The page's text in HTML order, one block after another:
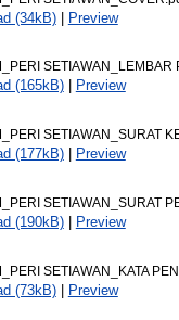
(34kB)| Preview
SETIAWAN_LEMBAR
(165kB)|
Preview
SETIAWAN_SURAT
(177kB)|
Preview
SETIAWAN_SURAT
(190kB)|
Preview
SETIAWAN_KATA
(73kB)|
Preview